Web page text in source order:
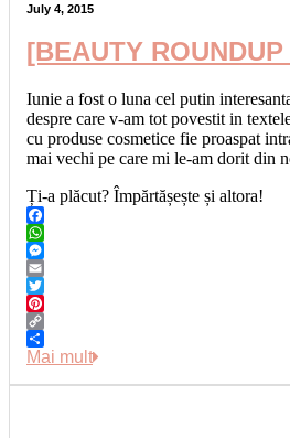
July 4, 2015
[BEAUTY
Iunie a fost o luna cel putin
despre care v-am tot povestit in
cu produse cosmetice fie proaspat
mai vechi pe care mi le-am dorit din
Ți-a plăcut? Împărtășește și altora!
Facebook
WhatsApp
Messenger
Email
Twitter
Pinterest
Copy
Link
Share
Mai mult